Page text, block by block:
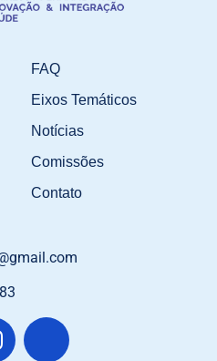
FAQ
Eixos Temáticos
Notícias
Comissões
Contato